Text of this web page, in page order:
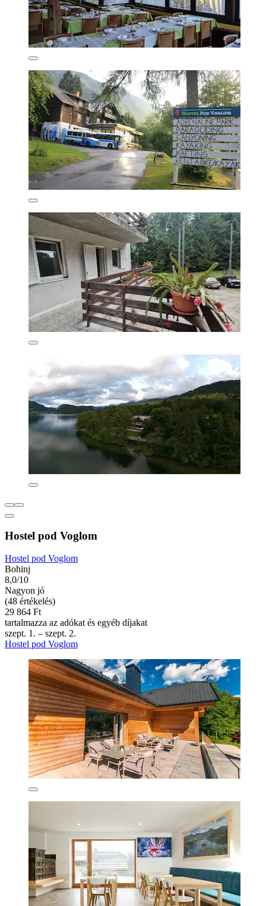
Hostel pod Voglom
Hostel pod Voglom
Bohinj
8,0/10
Nagyon jó
(48 értékelés)
29 864 Ft
tartalmazza az adókat és egyéb díjakat
szept. 1. – szept. 2.
Hostel pod Voglom